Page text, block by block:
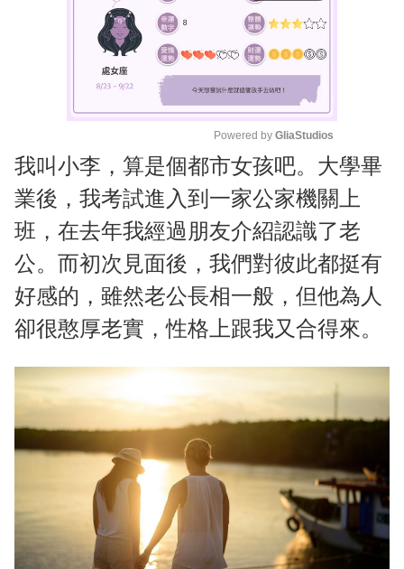
M
u
t
e
Powered by GliaStudios
我叫小李，算是個都市女孩吧。大學畢
業後，我考試進入到一家公家機關上
班，在去年我經過朋友介紹認識了老
公。而初次見面後，我們對彼此都挺有
好感的，雖然老公長相一般，但他為人
卻很憨厚老實，性格上跟我又合得來。